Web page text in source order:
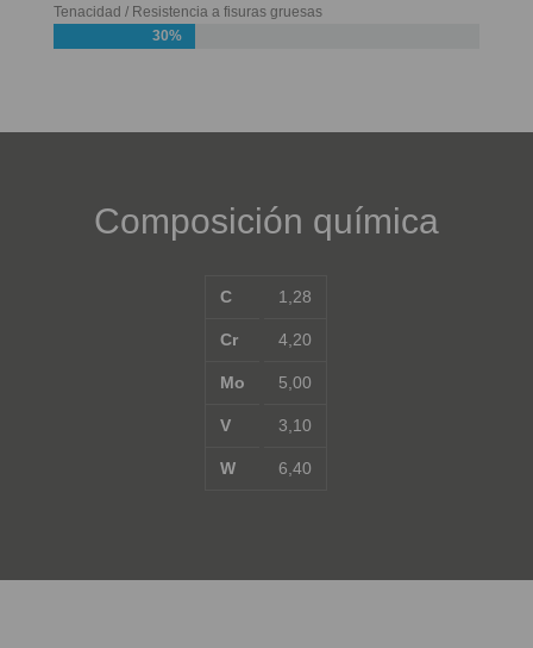
Tenacidad / Resistencia a fisuras gruesas
30%
Composición química
C
Cr
Mo
V
W
1,28
4,20
5,00
3,10
6,40